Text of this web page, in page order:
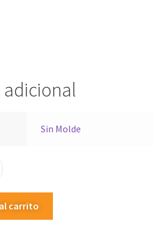
Sin Molde
carrito